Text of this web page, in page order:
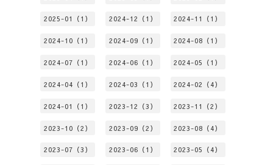
2025-01（1） 2024-12（1） 2024-11（1）
2024-10（1） 2024-09（1） 2024-08（1）
2024-07（1） 2024-06（1） 2024-05（1）
2024-04（1） 2024-03（1） 2024-02（4）
2024-01（1） 2023-12（3） 2023-11（2）
2023-10（2） 2023-09（2） 2023-08（4）
2023-07（3） 2023-06（1） 2023-05（4）